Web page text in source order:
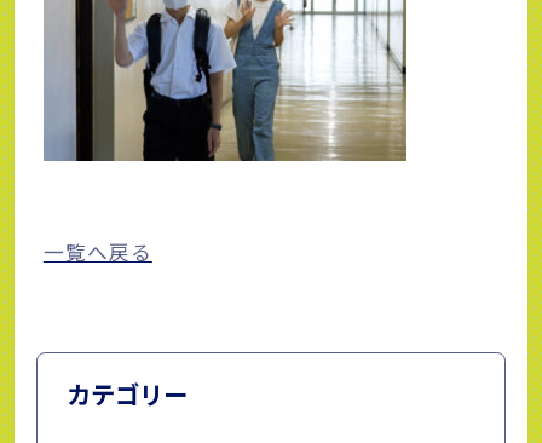
一覧へ戻る
カテゴリー